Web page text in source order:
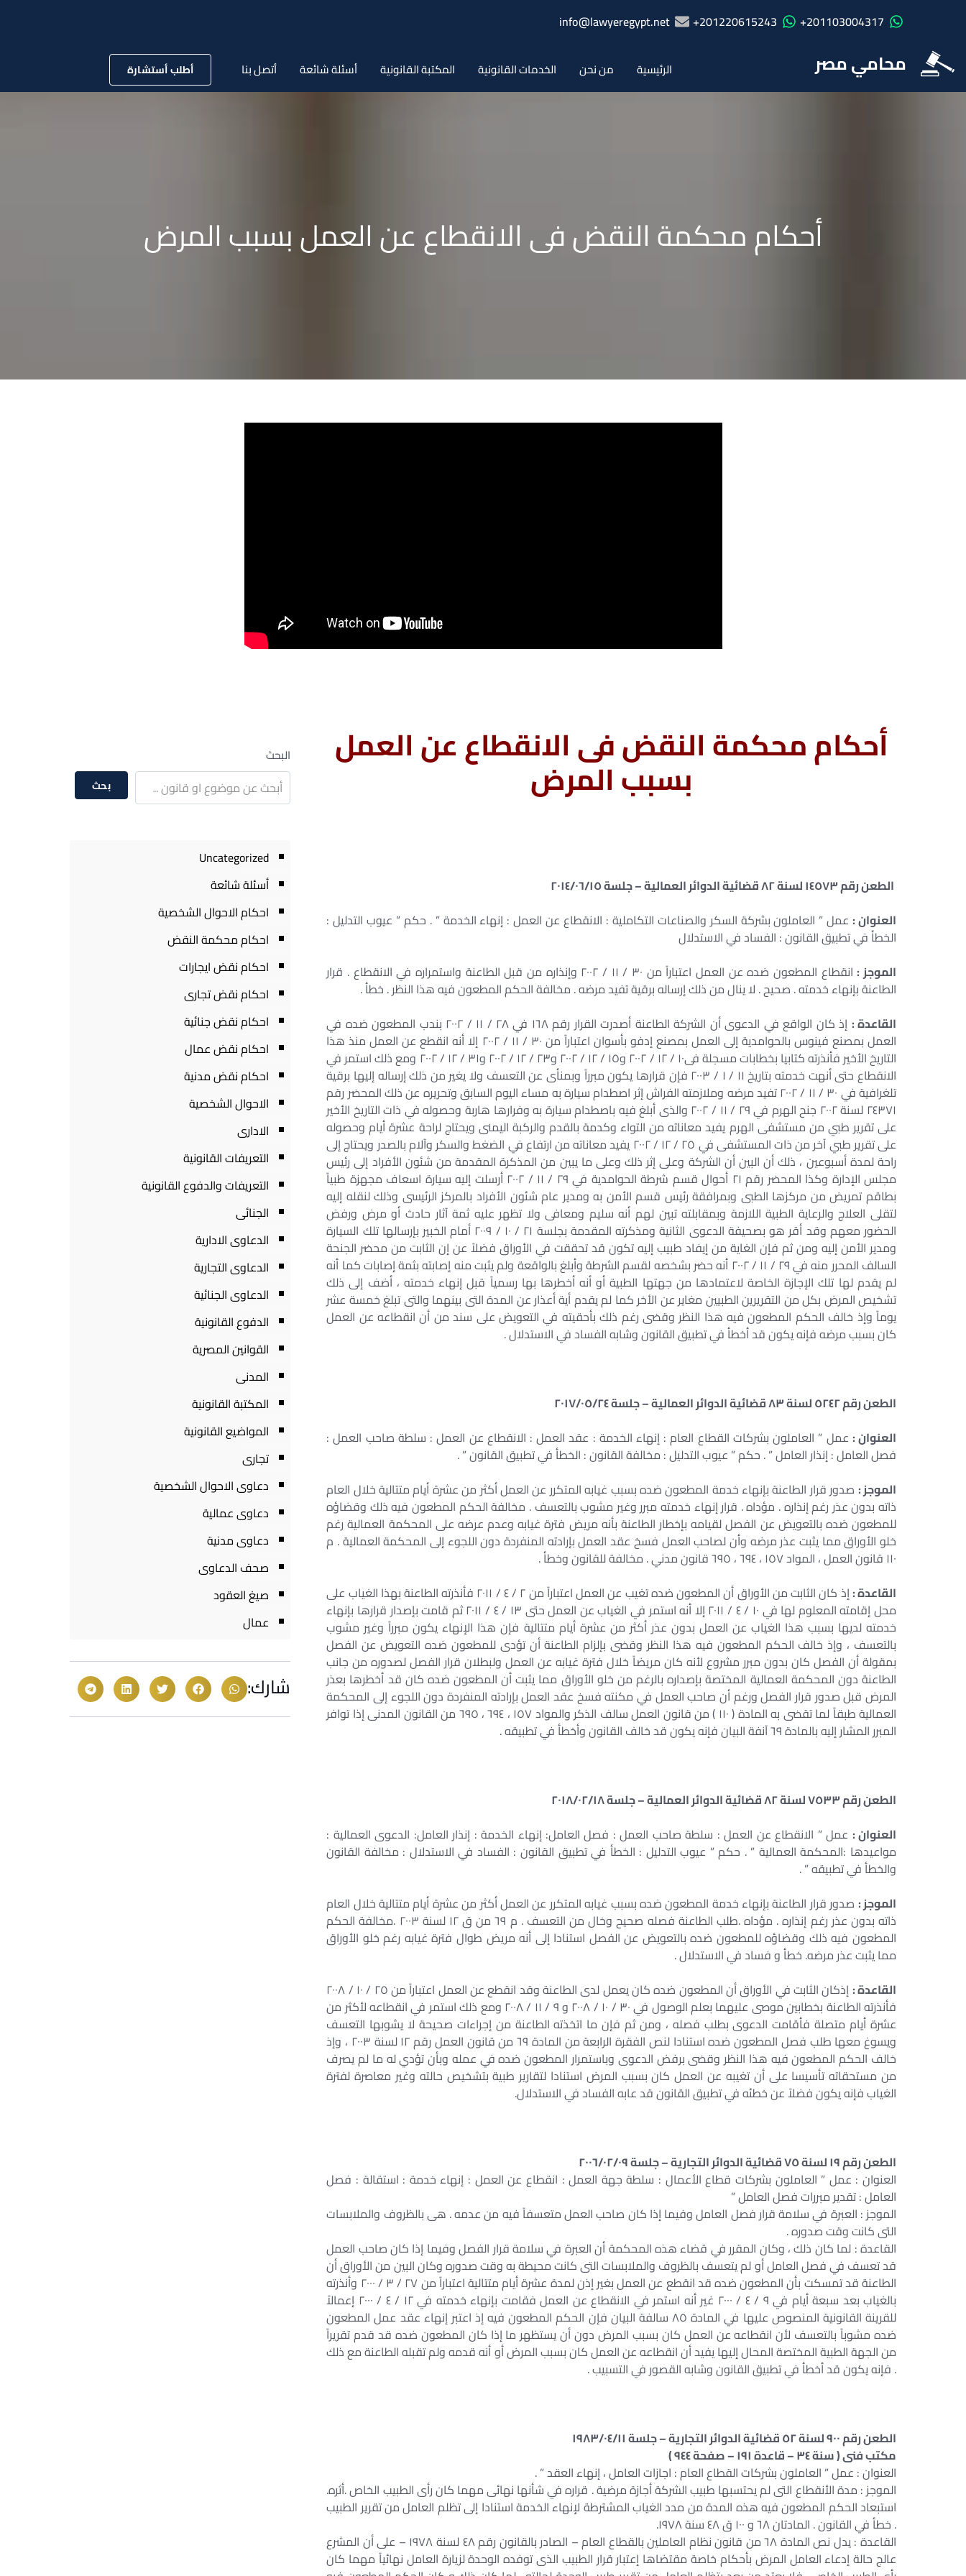
201103004317+
201220615243+
info@lawyeregypt.net
محامي مصر الرئيسية من نحن الخدمات القانونية المكتبة القانونية أسئلة شائعة أتصل بنا أطلب أستشارة
أحكام محكمة النقض فى الانقطاع عن العمل بسبب المرض
أحكام محكمة النقض فى الانقطاع عن العمل
بسبب المرض
الطعن رقم ١٤٥٧٣ لسنة ٨٢ قضائية الدوائر العمالية – جلسة ٢٠١٤/٠٦/١٥
العنوان :عمل ” العاملون بشركة السكر والصناعات التكاملية : الانقطاع عن العمل : إنهاء الخدمة ” . حكم ” عيوب التدليل :
الخطأ في تطبيق القانون : الفساد في الاستدلال
الموجز :
انقطاع المطعون ضده عن العمل اعتباراً من ٣٠ / ١١ / ٢٠٠٢ وإنذاره من قبل الطاعنة واستمراره في الانقطاع . قرار
الطاعنة بإنهاء خدمته . صحيح . لا ينال من ذلك إرساله برقية تفيد مرضه . مخالفة الحكم المطعون فيه هذا النظر . خطأ .
القاعدة :
إذ كان الواقع في الدعوى أن الشركة الطاعنة أصدرت القرار رقم ١٦٨ في ٢٨ / ١١ / ٢٠٠٢ بندب المطعون ضده في
العمل بمصنع فينوس بالحوامدية إلى العمل بمصنع إدفو بأسوان اعتباراً من ٣٠ / ١١ / ٢٠٠٢ إلا أنه انقطع عن العمل منذ هذا
التاريخ الأخير فأنذرته كتابيا بخطابات مسجلة فى١٠ / ١٢ / ٢٠٠٢ و١٥ / ١٢ / ٢٠٠٢ و٢٣ / ١٢ / ٢٠٠٢ و٣١ / ١٢ / ٢٠٠٢ ومع ذلك استمر في
الانقطاع حتى أنهت خدمته بتاريخ ١١ / ١ / ٢٠٠٣ فإن قرارها يكون مبرراً وبمنأى عن التعسف ولا يغير من ذلك إرساله إليها برقية
تلغرافية في ٣٠ / ١١ / ٢٠٠٢ تفيد مرضه وملازمته الفراش إثر اصطدام سيارة به مساء اليوم السابق وتحريره عن ذلك المحضر رقم
٢٤٣٧١ لسنة ٢٠٠٢ جنح الهرم في ٢٩ / ١١ / ٢٠٠٢ والذى أبلغ فيه باصطدام سيارة به وفرارها هاربة وحصوله في ذات التاريخ الأخير
على تقرير طبي من مستشفى الهرم يفيد معاناته من التواء وكدمة بالقدم والركبة اليمنى ويحتاج لراحة عشرة أيام وحصوله
على تقرير طبي آخر من ذات المستشفى في ٢٥ / ١٢ / ٢٠٠٢ يفيد معاناته من ارتفاع في الضغط والسكر وآلام بالصدر ويحتاج إلى
راحة لمدة أسبوعين ، ذلك أن البين أن الشركة وعلى إثر ذلك وعلى ما يبين من المذكرة المقدمة من شئون الأفراد إلى رئيس
مجلس الإدارة وكذا المحضر رقم ٢١ أحوال قسم شرطة الحوامدية في ٢٩ / ١١ / ٢٠٠٢ أرسلت إليه سيارة اسعاف مجهزة طبياً
بطاقم تمريض من مركزها الطبى وبمرافقة رئيس قسم الأمن به ومدير عام شئون الأفراد بالمركز الرئيسى وذلك لنقله إليه
لتقلى العلاج والرعاية الطبية اللازمة وبمقابلته تبين لهم أنه سليم ومعافى ولا تظهر عليه ثمة آثار حادث أو مرض ورفض
الحضور معهم وقد أقر هو بصحيفة الدعوى الثانية ومذكرته المقدمة بجلسة ٢١ / ١٠ / ٢٠٠٩ أمام الخبير بإرسالها تلك السيارة
ومدير الأمن إليه ومن ثم فإن الغاية من إيفاد طبيب إليه تكون قد تحققت في الأوراق فضلاً عن إن الثابت من محضر الجنحة
السالف المحرر منه في ٢٩ / ١١ / ٢٠٠٢ أنه حضر بشخصه لقسم الشرطة وأبلغ بالواقعة ولم يثبت منه إصابته بثمة إصابات كما أنه
لم يقدم لها تلك الإجازة الخاصة لاعتمادها من جهتها الطبية أو أنه أخطرها بها رسمياً قبل إنهاء خدمته ، أضف إلى ذلك
تشخيص المرض بكل من التقريرين الطبيين مغاير عن الأخر كما لم يقدم أية أعذار عن المدة التى بينهما والتى تبلغ خمسة عشر
يوماً وإذ خالف الحكم المطعون فيه هذا النظر وقضى رغم ذلك بأحقيته في التعويض على سند من أن انقطاعه عن العمل
كان بسبب مرضه فإنه يكون قد أخطأ في تطبيق القانون وشابه الفساد في الاستدلال .
الطعن رقم ٥٢٤٢ لسنة ٨٣ قضائية الدوائر العمالية – جلسة ٢٠١٧/٠٥/٢٤
العنوان : عمل ” العاملون بشركات القطاع العام : إنهاء الخدمة : عقد العمل : الانقطاع عن العمل : سلطة صاحب العمل :
فصل العامل : إنذار العامل ” . حكم ” عيوب التدليل : مخالفة القانون : الخطأ في تطبيق القانون ” .
الموجز : صدور قرار الطاعنة بإنهاء خدمة المطعون ضده بسبب غيابه المتكرر عن العمل أكثر من عشرة أيام متتالية خلال العام
ذاته بدون عذر رغم إنذاره . مؤداه . قرار إنهاء خدمته مبرر وغير مشوب بالتعسف . مخالفة الحكم المطعون فيه ذلك وقضاؤه
للمطعون ضده بالتعويض عن الفصل لقيامه بإخطار الطاعنة بأنه مريض فترة غيابه وعدم عرضه على المحكمة العمالية رغم
خلو الأوراق مما يثبت عذر مرضه وأن لصاحب العمل فسخ عقد العمل بإرادته المنفردة دون اللجوء إلى المحكمة العمالية . م
١١٠ قانون العمل ، المواد ١٥٧ ، ٦٩٤ ، ٦٩٥ قانون مدني . مخالفة للقانون وخطأ .
القاعدة :
إذ كان الثابت من الأوراق أن المطعون ضده تغيب عن العمل اعتباراً من ٢ / ٤ / ٢٠١١ فأنذرته الطاعنة بهذا الغياب على
محل إقامته المعلوم لها في ١٠ / ٤ / ٢٠١١ إلا أنه استمر في الغياب عن العمل حتى ١٣ / ٤ / ٢٠١١ ثم قامت بإصدار قرارها بإنهاء
خدمته لديها بسبب هذا الغياب عن العمل بدون عذر أكثر من عشرة أيام متتالية فإن هذا الإنهاء يكون مبرراً وغير مشوب
بالتعسف ، وإذ خالف الحكم المطعون فيه هذا النظر وقضى بإلزام الطاعنة أن تؤدى للمطعون ضده التعويض عن الفصل
بمقولة أن الفصل كان بدون مبرر مشروع لأنه كان مريضاً خلال فترة غيابه عن العمل ولبطلان قرار الفصل لصدوره من جانب
الطاعنة دون المحكمة العمالية المختصة بإصداره بالرغم من خلو الأوراق مما يثبت أن المطعون ضده كان قد أخطرها بعذر
المرض قبل صدور قرار الفصل ورغم أن صاحب العمل في مكنته فسخ عقد العمل بإرادته المنفردة دون اللجوء إلى المحكمة
العمالية طبقاً لما تقضى به المادة ( ١١٠ ) من قانون العمل سالف الذكر والمواد ١٥٧ ، ٦٩٤ ، ٦٩٥ من القانون المدنى إذا توافر
المبرر المشار إليه بالمادة ٦٩ آنفة البيان فإنه يكون قد خالف القانون وأخطأ في تطبيقه .
الطعن رقم ٧٥٣٣ لسنة ٨٢ قضائية الدوائر العمالية – جلسة ٢٠١٨/٠٢/١٨
العنوان : عمل ” الانقطاع عن العمل : سلطة صاحب العمل : فصل العامل: إنهاء الخدمة : إنذار العامل: الدعوى العمالية :
مواعيدها :المحكمة العمالية ” . حكم ” عيوب التدليل : الخطأ في تطبيق القانون : الفساد في الاستدلال : مخالفة القانون
والخطأ في تطبيقه ” .
الموجز : صدور قرار الطاعنة بإنهاء خدمة المطعون ضده بسبب غيابه المتكرر عن العمل أكثر من عشرة أيام متتالية خلال العام
ذاته بدون عذر رغم إنذاره . مؤداه .طلب الطاعنة فصله صحيح وخال من التعسف . م ٦٩ من ق ١٢ لسنة ٢٠٠٣ .مخالفة الحكم
المطعون فيه ذلك وقضاؤه للمطعون ضده بالتعويض عن الفصل استنادا إلى أنه مريض طوال فترة غيابه رغم خلو الأوراق
مما يثبت عذر مرضه. خطأ و فساد في الاستدلال .
القاعدة :
إذكان الثابت في الأوراق أن المطعون ضده كان يعمل لدى الطاعنة وقد انقطع عن العمل اعتباراً من ٢٥ / ١٠ / ٢٠٠٨
فأنذرته الطاعنة بخطابين موصى عليهما بعلم الوصول في ٣٠ / ١٠ / ٢٠٠٨ و ٩ / ١١ / ٢٠٠٨ ومع ذلك استمر في انقطاعه لأكثر من
عشرة أيام متصلة فأقامت الدعوى بطلب فصله ، ومن ثم فإن ما اتخذته الطاعنة من إجراءات صحيحة لا يشوبها التعسف
ويسوغ معها طلب فصل المطعون ضده استنادا لنص الفقرة الرابعة من المادة ٦٩ من قانون العمل رقم ۱۲ لسنة ۲۰۰۳ ، وإذ
خالف الحكم المطعون فيه هذا النظر وقضى برفض الدعوى وباستمرار المطعون ضده في عمله وبأن تؤدي له ما لم يصرف
من مستحقاته تأسيسا على أن تغيبه عن العمل كان بسبب المرض استنادا لتقارير طبية بتشخيص حالته وغير معاصرة لفترة
الغياب فإنه يكون فضلاً عن خطئه في تطبيق القانون قد عابه الفساد في الاستدلال.
الطعن رقم ١٩ لسنة ٧٥ قضائية الدوائر التجارية – جلسة ٢٠٠٦/٠٢/٠٩
العنوان : عمل ” العاملون بشركات قطاع الأعمال : سلطة جهة العمل : انقطاع عن العمل : إنهاء خدمة : استقالة : فصل
العامل : تقدير مبررات فصل العامل ”
الموجز : العبرة في سلامة قرار فصل العامل وفيما إذا كان صاحب العمل متعسفاً فيه من عدمه . هى بالظروف والملابسات
التى كانت وقت صدوره .
القاعدة : لما كان ذلك ، وكان المقرر في قضاء هذه المحكمة أن العبرة في سلامة قرار الفصل وفيما إذا كان صاحب العمل
قد تعسف في فصل العامل أو لم يتعسف بالظروف والملابسات التى كانت محيطة به وقت صدوره وكان البين من الأوراق أن
الطاعنة قد تمسكت بأن المطعون ضده قد انقطع عن العمل بغير إذن لمدة عشرة أيام متتالية اعتباراً من ٢٧ / ٣ / ٢٠٠٠ وأنذرته
بالغياب بعد سبعة أيام في ٩ / ٤ / ٢٠٠٠ غير أنه استمر في الانقطاع عن العمل فقامت بإنهاء خدمته في ١٢ / ٤ / ٢٠٠٠ إعمالاً
للقرينة القانونية المنصوص عليها في المادة ٨٥ سالفة البيان فإن الحكم المطعون فيه إذ اعتبر إنهاء عقد عمل المطعون
ضده مشوباً بالتعسف لأن انقطاعه عن العمل كان بسبب المرض دون أن يستظهر ما إذا كان المطعون ضده قد قدم تقريراً
من الجهة الطبية المختصة المحال إليها يفيد أن انقطاعه عن العمل كان بسبب المرض أو أنه قدمه ولم تقبله الطاعنة مع ذلك
. فإنه يكون قد أخطأ في تطبيق القانون وشابه القصور في التسبيب .
الطعن رقم ٩٠٠ لسنة ٥٢ قضائية الدوائر التجارية – جلسة ١٩٨٣/٠٤/١١
مكتب فنى ( سنة ٣٤ – قاعدة ١٩١ – صفحة ٩٤٤ )
العنوان : عمل ” العاملون بشركات القطاع العام : اجازات العامل ، إنهاء العقد ” .
الموجز : مدة الأنقطاع التى لم يحتسبها طبيب الشركة أجازة مرضية . قراره في شأنها نهائى مهما كان رأى الطبيب الخاص .أثره.
استبعاد الحكم المطعون فيه هذه المدة من مدد الغياب المشترطة لإنهاء الخدمة استنادا إلى تظلم العامل من تقرير الطبيب
. خطأ في القانون . المادتان ٦٨ و ١٠٠ ق ٤٨ سنة ١٩٧٨.
القاعدة : يدل نص المادة ٦٨ من قانون نظام العاملين بالقطاع العام – الصادر بالقانون رقم ٤٨ لسنة ١٩٧٨ – على أن المشرع
عالج حالة إدعاء العامل المرض بأحكام خاصة مقتضاها إعتبار قرار الطبيب الذى توفده الوحدة لزيارة العامل نهائياً مهما كان
البحث
بحث
Uncategorized
أسئلة شائعة
احكام الاحوال الشخصية
احكام محكمة النقض
احكام نقض ايجارات
احكام نقض تجارى
احكام نقض جنائية
احكام نقض عمال
احكام نقض مدنية
الاحوال الشخصية
الادارى
التعريفات القانونية
التعريفات والدفوع القانونية
الجنائى
الدعاوى الادارية
الدعاوى التجارية
الدعاوى الجنائية
الدفوع القانونية
القوانين المصرية
المدنى
المكتبة القانونية
المواضيع القانونية
تجارى
دعاوى الاحوال الشخصية
دعاوى عمالية
دعاوى مدنية
صحف الدعاوى
صيغ العقود
عمال
شارك: